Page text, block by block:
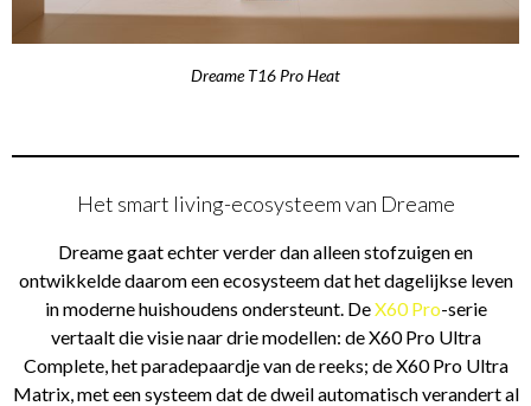
Dreame T16 Pro Heat
Het smart living-ecosysteem van Dreame
Dreame gaat echter verder dan alleen stofzuigen en
ontwikkelde daarom een ecosysteem dat het dagelijkse leven
in moderne huishoudens ondersteunt. DeX60 Pro-serie
vertaalt die visie naar drie modellen: de X60 Pro Ultra
Complete, het paradepaardje van de reeks; de X60 Pro Ultra
Matrix, met een systeem dat de dweil automatisch verandert al